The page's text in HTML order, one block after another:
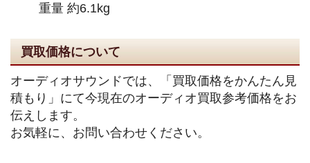
重量 約6.1kg
買取価格について
オーディオサウンドでは、「買取価格をかんたん見
積もり」にて今現在のオーディオ買取参考価格をお
伝えします。
お気軽に、お問い合わせください。